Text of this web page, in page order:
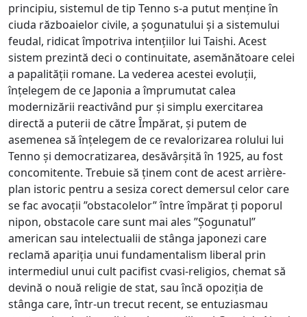
principiu, sistemul de tip Tenno s-a putut menține în
ciuda războaielor civile, a șogunatului și a sistemului
feudal, ridicat împotriva intențiilor lui Taishi. Acest
sistem prezintă deci o continuitate, asemănătoare celei
a papalității romane. La vederea acestei evoluții,
înțelegem de ce Japonia a împrumutat calea
modernizării reactivând pur și simplu exercitarea
directă a puterii de către Împărat, și putem de
asemenea să înțelegem de ce revalorizarea rolului lui
Tenno și democratizarea, desăvârșită în 1925, au fost
concomitente. Trebuie să ținem cont de acest arrière-
plan istoric pentru a sesiza corect demersul celor care
se fac avocații ”obstacolelor” între împărat ți poporul
nipon, obstacole care sunt mai ales ”Șogunatul”
american sau intelectualii de stânga japonezi care
reclamă apariția unui fundamentalism liberal prin
intermediul unui cult pacifist cvasi-religios, chemat să
devină o nouă religie de stat, sau încă opoziția de
stânga care, într-un trecut recent, se entuziasmau